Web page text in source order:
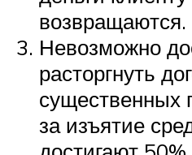
возвращаются.
Невозможно
расторгнуть
существенных
за изъятие